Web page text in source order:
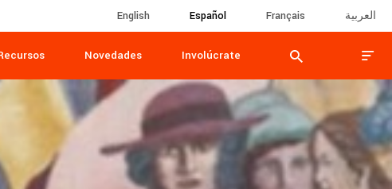
English Español Français العربية English Español Français العربية
Novedades Involúcrate